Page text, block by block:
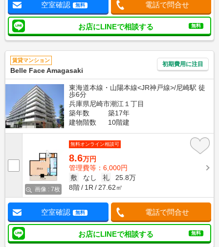
空室確認 無料 電話で問合せ
お店にLINEで相談する 無料
賃貸マンション
Belle Face Amagasaki
初期費用に注目
東海道本線・山陽本線<JR神戸線>/尼崎駅 徒
歩6分
兵庫県尼崎市潮江１丁目
築年数
築17年
建物階数
10階建
画像 : 7枚
無料オンライン相談可
8.6万円
管理費等：6,000円
敷
なし 礼
25.8万
8階
1R 27.62㎡
空室確認 無料 電話で問合せ
お店にLINEで相談する 無料